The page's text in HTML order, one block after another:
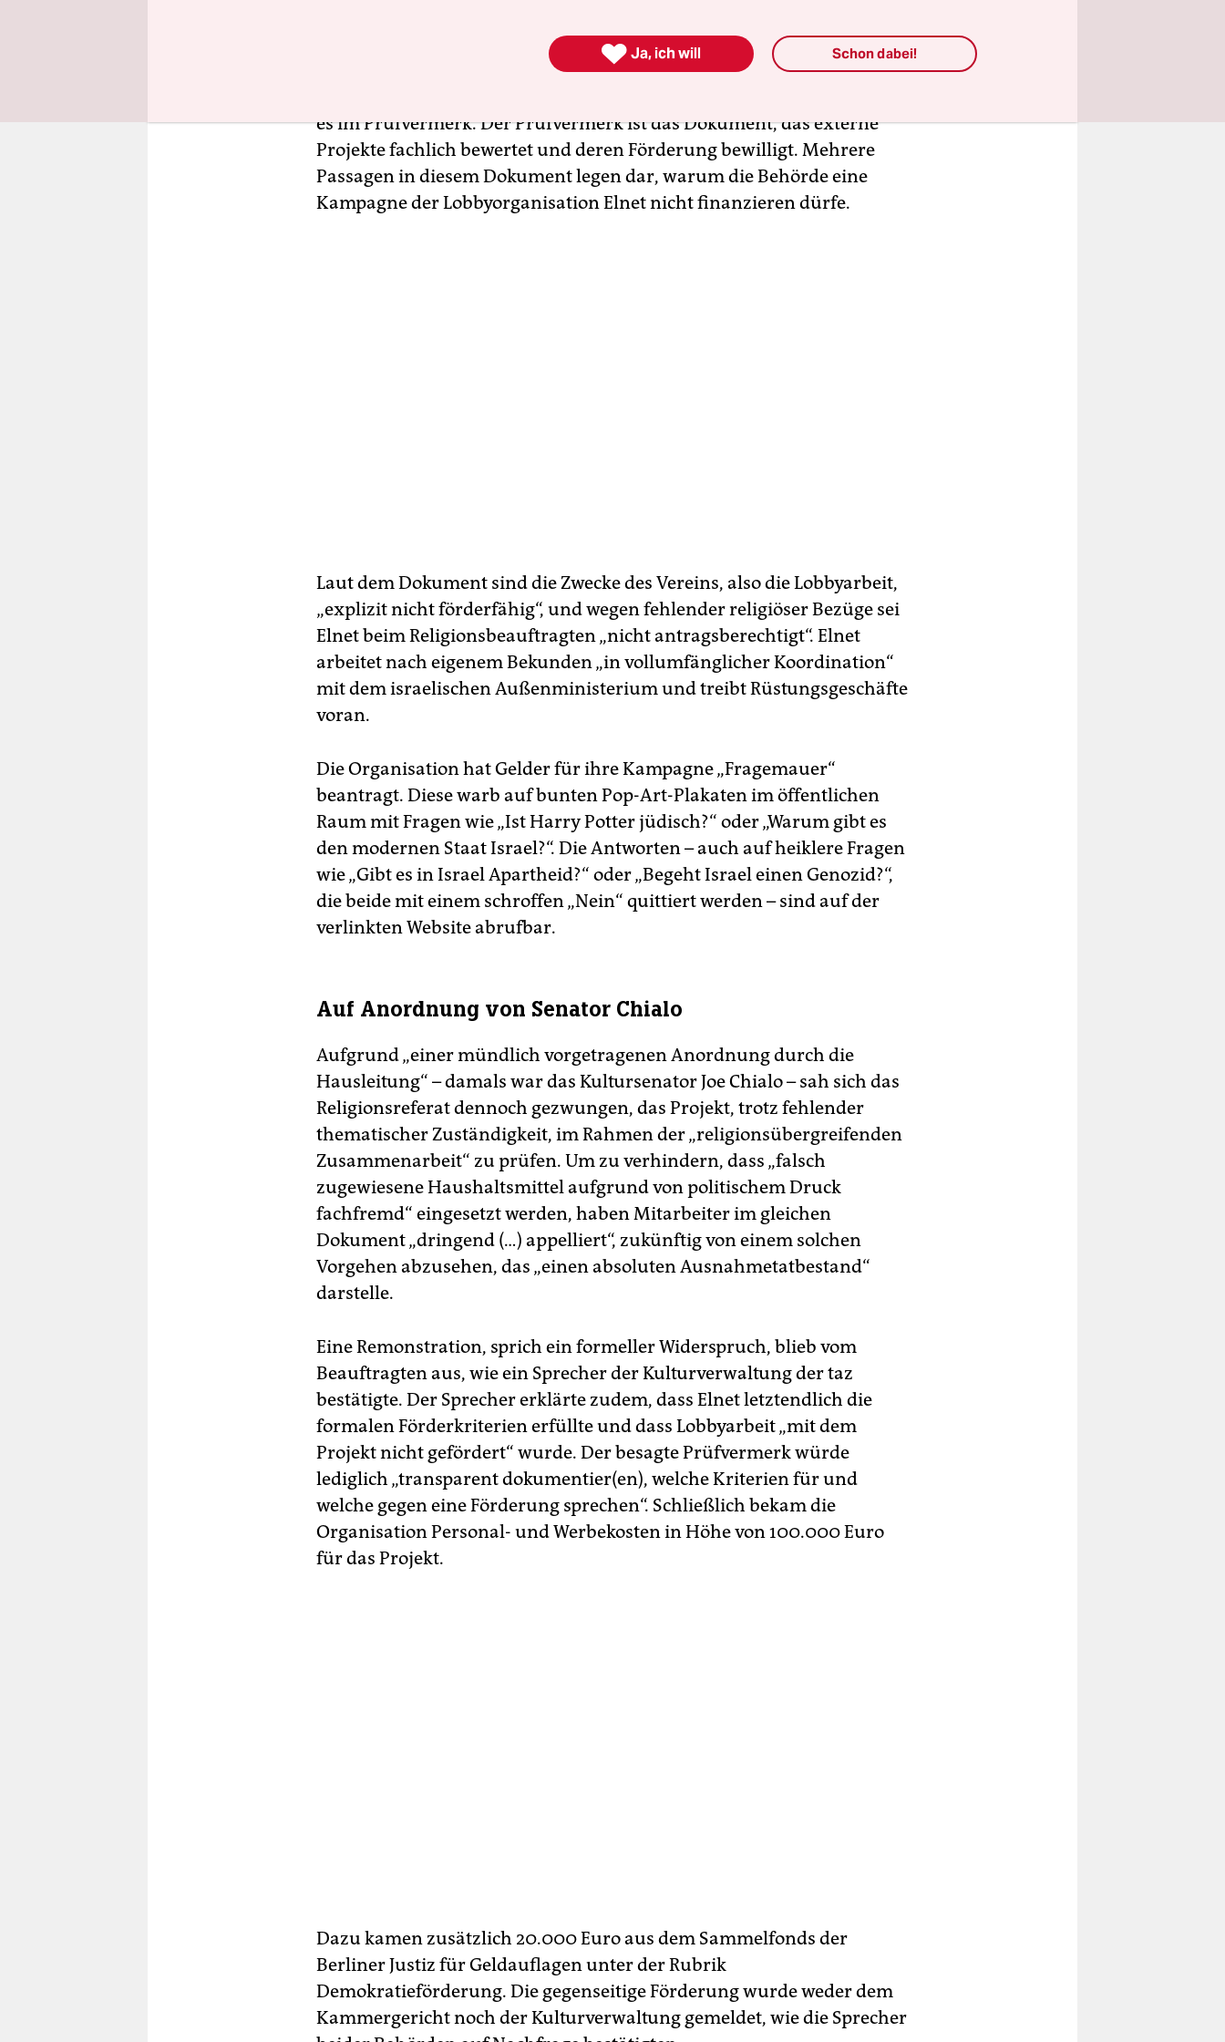
Weltanschauungsgemeinschaften in der Berliner Kulturverwaltung –
und es hat es in sich. Die Antragsteller seien „eng vernetzt“ mit
es im Prüfvermerk. Der Prüfvermerk ist das Dokument, das externe
Projekte fachlich bewertet und deren Förderung bewilligt. Mehrere
Passagen in diesem Dokument legen dar, warum die Behörde eine
Kampagne der Lobbyorganisation Elnet nicht finanzieren dürfe.
Laut dem Dokument sind die Zwecke des Vereins, also die Lobbyarbeit,
„explizit nicht förderfähig“, und wegen fehlender religiöser Bezüge sei
Elnet beim Religionsbeauftragten „nicht antragsberechtigt“. Elnet
arbeitet nach eigenem Bekunden „in vollumfänglicher Koordination“
mit dem israelischen Außenministerium und treibt Rüstungsgeschäfte
voran.
Die Organisation hat Gelder für ihre Kampagne „Fragemauer“
beantragt. Diese warb auf bunten Pop-Art-Plakaten im öffentlichen
Raum mit Fragen wie „Ist Harry Potter jüdisch?“ oder „Warum gibt es
den modernen Staat Israel?“. Die Antworten – auch auf heiklere Fragen
wie „Gibt es in Israel Apartheid?“ oder „Begeht Israel einen Genozid?“,
die beide mit einem schroffen „Nein“ quittiert werden – sind auf der
verlinkten Website abrufbar.
Auf Anordnung von Senator Chialo
Aufgrund „einer mündlich vorgetragenen Anordnung durch die
Hausleitung“ – damals war das Kultursenator Joe Chialo – sah sich das
Religionsreferat dennoch gezwungen, das Projekt, trotz fehlender
thematischer Zuständigkeit, im Rahmen der „religionsübergreifenden
Zusammenarbeit“ zu prüfen. Um zu verhindern, dass „falsch
zugewiesene Haushaltsmittel aufgrund von politischem Druck
fachfremd“ eingesetzt werden, haben Mitarbeiter im gleichen
Dokument „dringend (…) appelliert“, zukünftig von einem solchen
Vorgehen abzusehen, das „einen absoluten Ausnahmetatbestand“
darstelle.
Eine Remonstration, sprich ein formeller Widerspruch, blieb vom
Beauftragten aus, wie ein Sprecher der Kulturverwaltung der taz
bestätigte. Der Sprecher erklärte zudem, dass Elnet letztendlich die
formalen Förderkriterien erfüllte und dass Lobbyarbeit „mit dem
Projekt nicht gefördert“ wurde. Der besagte Prüfvermerk würde
lediglich „transparent dokumentier(en), welche Kriterien für und
welche gegen eine Förderung sprechen“. Schließlich bekam die
Organisation Personal- und Werbekosten in Höhe von 100.000 Euro
für das Projekt.
Dazu kamen zusätzlich 20.000 Euro aus dem Sammelfonds der
Berliner Justiz für Geldauflagen unter der Rubrik
Demokratieförderung. Die gegenseitige Förderung wurde weder dem
Kammergericht noch der Kulturverwaltung gemeldet, wie die Sprecher
 Ja, ich will Schon dabei!